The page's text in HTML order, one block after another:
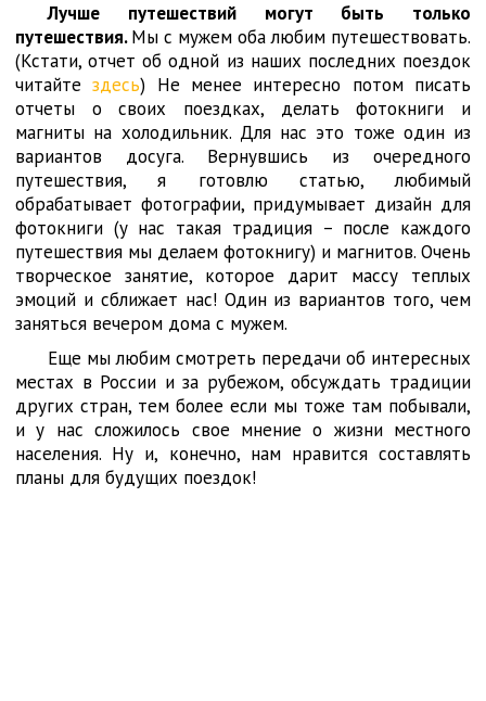
Лучше путешествий могут быть только
путешествия.Мы с мужем оба любим путешествовать.
(Кстати, отчет об одной из наших последних поездок
читайтездесь) Не менее интересно потом писать
отчеты о своих поездках, делать фотокниги и
магниты на холодильник. Для нас это тоже один из
вариантов досуга. Вернувшись из очередного
путешествия, я готовлю статью, любимый
обрабатывает фотографии, придумывает дизайн для
фотокниги (у нас такая традиция – после каждого
путешествия мы делаем фотокнигу) и магнитов. Очень
творческое занятие, которое дарит массу теплых
эмоций и сближает нас! Один из вариантов того, чем
заняться вечером дома с мужем.
Еще мы любим смотреть передачи об интересных
местах в России и за рубежом, обсуждать традиции
других стран, тем более если мы тоже там побывали,
и у нас сложилось свое мнение о жизни местного
населения. Ну и, конечно, нам нравится составлять
планы для будущих поездок!